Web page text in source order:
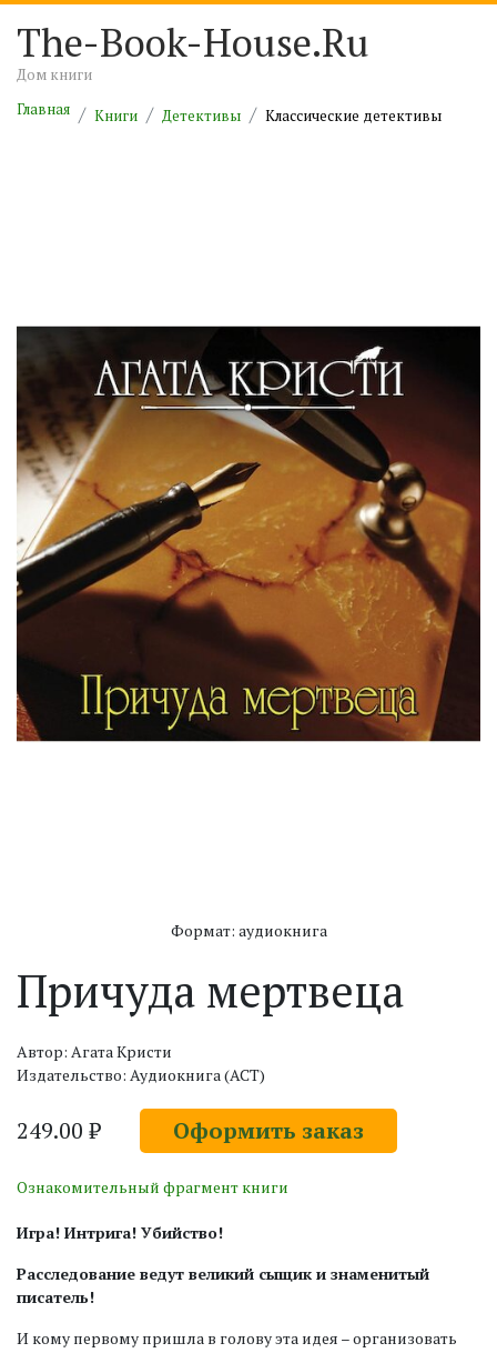
The-Book-House.Ru
Дом книги
Главная
Книги Детективы Классические детективы
Формат: аудиокнига
Причуда мертвеца
Автор: Агата Кристи
Издательство: Аудиокнига (АСТ)
249.00 ₽ Оформить заказ
Ознакомительный фрагмент книги
Игра! Интрига! Убийство!
Расследование ведут великий сыщик и знаменитый
писатель!
И кому первому пришла в голову эта идея – организовать